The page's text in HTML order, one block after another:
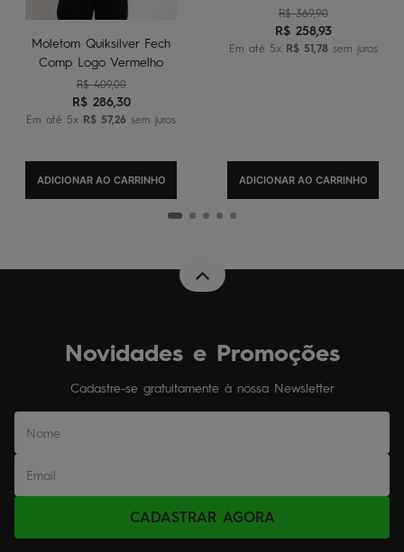
Moletom Quiksilver Fech
Comp Logo Vermelho
R$ 409,00
R$ 286,30
Em até 5x R$ 57,26 sem juros
ADICIONAR AO CARRINHO
R$ 369,90
R$ 258,93
Em até 5x R$ 51, 78sem juros
ADICIONAR AO CARRINHO
Novidades e Promoções
Cadastre-se gratuitamente à nossa Newsletter
CADASTRAR AGORA